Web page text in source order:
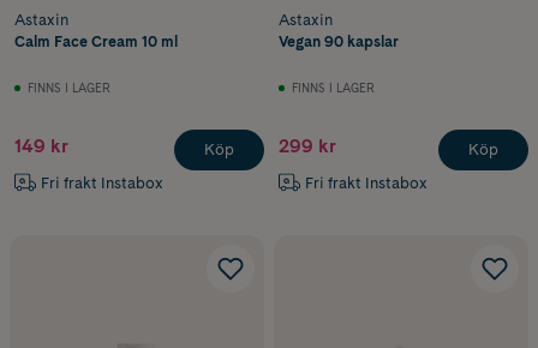
Astaxin
Calm Face Cream 10 ml
FINNS I LAGER
149 kr
Fri frakt Instabox
Köp
Astaxin
Vegan 90 kapslar
FINNS I LAGER
299 kr
Fri frakt Instabox
Köp